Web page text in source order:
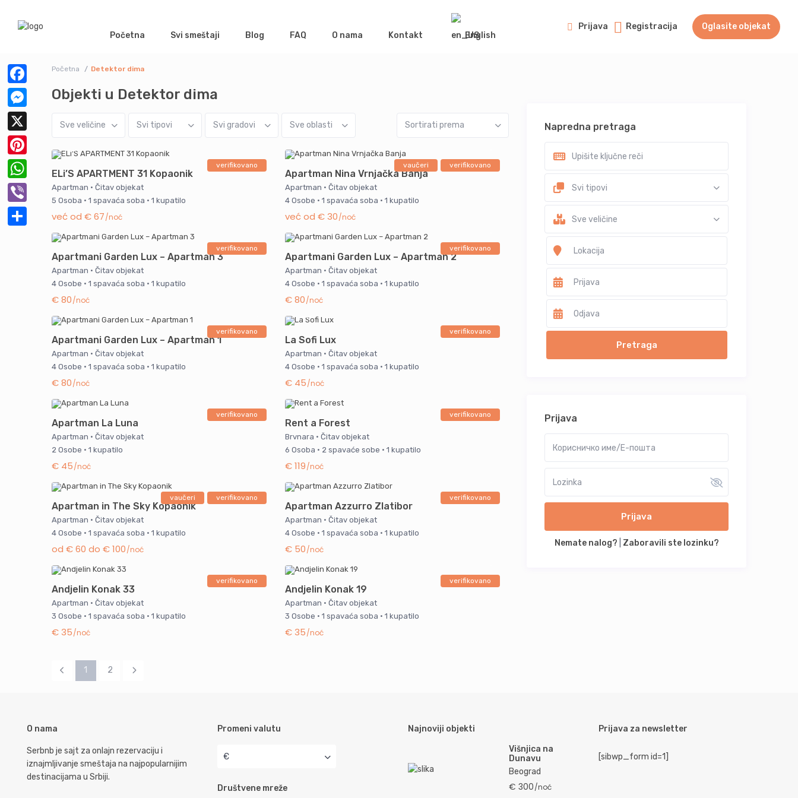
Početna Svi smeštaji Blog FAQ O nama Kontakt English
Prijava Registracija Oglasite objekat
Početna Detektor dima
Objekti u Detektor dima
Sve veličine Svi tipovi Svi gradovi Sve oblasti Sortirati prema
verifikovano
ELi’S APARTMENT 31 Kopaonik
Apartman · Čitav objekat
5 Osoba · 1 spavaća soba · 1 kupatilo
već od € 67/noć
vaučeri verifikovano
Apartman Nina Vrnjačka Banja
Apartman · Čitav objekat
4 Osobe · 1 spavaća soba · 1 kupatilo
već od € 30/noć
verifikovano
Apartmani Garden Lux – Apartman 3
Apartman · Čitav objekat
4 Osobe · 1 spavaća soba · 1 kupatilo
€ 80/noć
verifikovano
Apartmani Garden Lux – Apartman 2
Apartman · Čitav objekat
4 Osobe · 1 spavaća soba · 1 kupatilo
€ 80/noć
verifikovano
Apartmani Garden Lux – Apartman 1
Apartman · Čitav objekat
4 Osobe · 1 spavaća soba · 1 kupatilo
€ 80/noć
verifikovano
La Sofi Lux
Apartman · Čitav objekat
4 Osobe · 1 spavaća soba · 1 kupatilo
€ 45/noć
verifikovano
Apartman La Luna
Apartman · Čitav objekat
2 Osobe · 1 kupatilo
€ 45/noć
verifikovano
Rent a Forest
Brvnara · Čitav objekat
6 Osoba · 2 spavaće sobe · 1 kupatilo
€ 119/noć
vaučeri verifikovano
Apartman in The Sky Kopaonik
Apartman · Čitav objekat
4 Osobe · 1 spavaća soba · 1 kupatilo
od € 60 do € 100/noć
verifikovano
Apartman Azzurro Zlatibor
Apartman · Čitav objekat
4 Osobe · 1 spavaća soba · 1 kupatilo
€ 50/noć
verifikovano
Andjelin Konak 33
Apartman · Čitav objekat
3 Osobe · 1 spavaća soba · 1 kupatilo
€ 35/noć
verifikovano
Andjelin Konak 19
Apartman · Čitav objekat
3 Osobe · 1 spavaća soba · 1 kupatilo
€ 35/noć
1 2
Napredna pretraga
Svi tipovi
Sve veličine
Prijava
Prijava
Nemate nalog? Zaboravili ste lozinku?
O nama
Serbnb je sajt za onlajn rezervaciju i
iznajmljivanje smeštaja na najpopularnijim
destinacijama u Srbiji.
Promeni valutu
€
Društvene mreže
Najnoviji objekti
Višnjica na
Dunavu
Beograd
€ 300/noć
Prijava za newsletter
[sibwp_form id=1]
Facebook
Messenger
X
Pinterest
WhatsApp
Viber